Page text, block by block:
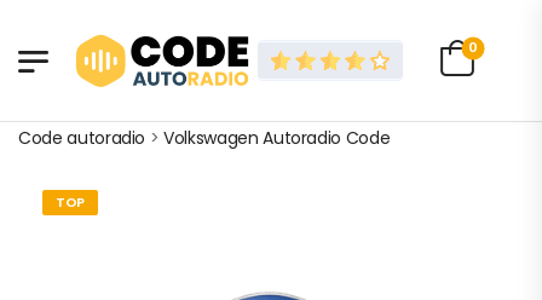
0
Code autoradio >Volkswagen Autoradio Code
TOP